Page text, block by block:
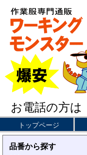
お電話の方は
トップページ
品番から探す